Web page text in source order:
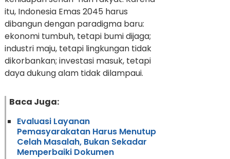
itu, Indonesia Emas 2045 harus
dibangun dengan paradigma baru:
ekonomi tumbuh, tetapi bumi dijaga;
industri maju, tetapi lingkungan tidak
dikorbankan; investasi masuk, tetapi
daya dukung alam tidak dilampaui.
Baca Juga:
Evaluasi Layanan
Pemasyarakatan Harus Menutup
Celah Masalah, Bukan Sekadar
Memperbaiki Dokumen